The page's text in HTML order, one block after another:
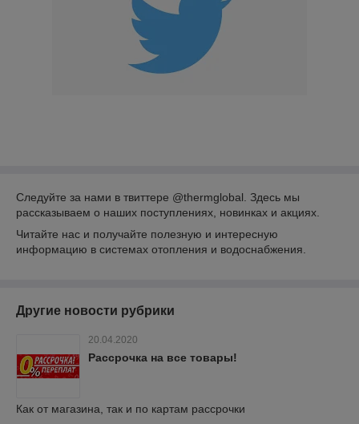
Следуйте за нами в твиттере @thermglobal. Здесь мы
рассказываем о наших поступлениях, новинках и акциях.
Читайте нас и получайте полезную и интересную
информацию в системах отопления и водоснабжения.
Другие новости рубрики
20.04.2020
Рассрочка на все товары!
Как от магазина, так и по картам рассрочки